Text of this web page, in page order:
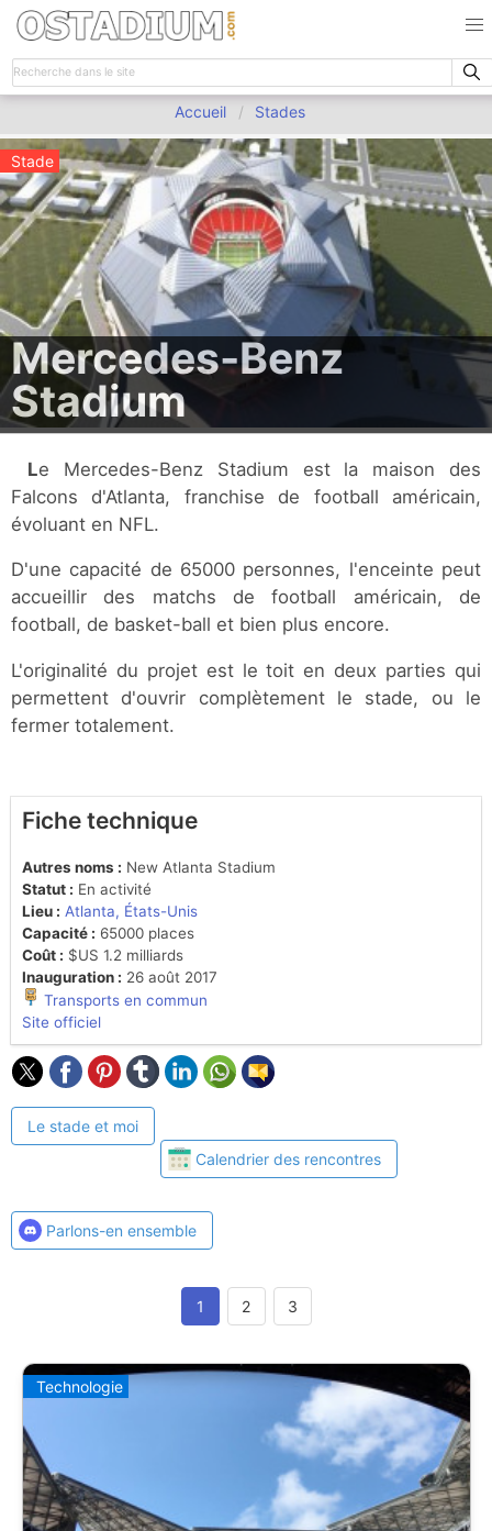
Accueil Stades
Stade
Mercedes-Benz
Stadium
Le Mercedes-Benz Stadium est la maison des
Falcons d'Atlanta, franchise de football américain,
évoluant en NFL.
D'une capacité de 65000 personnes, l'enceinte peut
accueillir des matchs de football américain, de
football, de basket-ball et bien plus encore.
L'originalité du projet est le toit en deux parties qui
permettent d'ouvrir complètement le stade, ou le
fermer totalement.
Fiche technique
Autres noms : New Atlanta Stadium
Statut : En activité
Lieu : Atlanta, États-Unis
Capacité : 65000 places
Coût : $US 1.2 milliards
Inauguration : 26 août 2017
Transports en commun
Site officiel
Le stade et moi
Calendrier des rencontres
Parlons-en ensemble
1 2 3
Technologie